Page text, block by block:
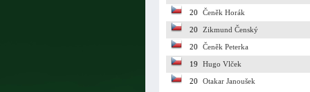
20 Čeněk Horák
20 Zikmund Čenský
20 Čeněk Peterka
19 Hugo Vlček
20 Otakar Janoušek